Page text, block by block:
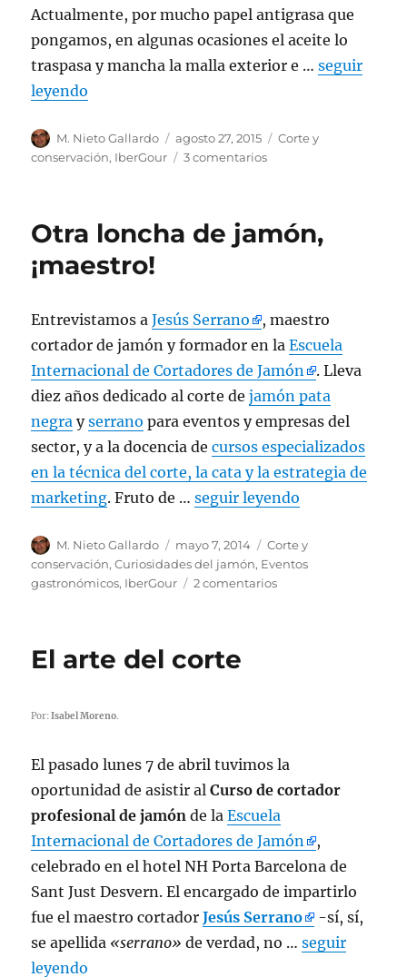
Actualmente, por mucho papel antigrasa que
pongamos, en algunas ocasiones el aceite lo
traspasa y mancha la malla exterior e …seguir
leyendo
Autor
M. Nieto Gallardo
Publicado
el
agosto 27, 2015 Categorías
Corte y
conservación, IberGour 3 comentarios
al
Otra loncha de jamón,
¡maestro!
Entrevistamos aJesús Serrano
, maestro
cortador de jamón y formador en laEscuela
Internacional de Cortadores de Jamón
. Lleva
diez años dedicado al corte dejamón pata
negra yserrano para eventos y empresas del
sector, y a la docencia decursos especializados
en la técnica del corte, la cata y la estrategia de
marketing. Fruto de …seguir leyendo
Autor
M. Nieto Gallardo
Publicado
el
mayo 7, 2014 Categorías
Corte y
conservación,Curiosidades del jamón, Eventos
gastronómicos, IberGour 2 comentarios
El arte del corte
Por:Isabel Moreno.
El pasado lunes 7 de abril tuvimos la
oportunidad de asistir alCurso de cortador
profesional de jamón de laEscuela
Internacional de Cortadores de Jamón
,
celebrado en el hotel NH Porta Barcelona de
Sant Just Desvern. El encargado de impartirlo
fue el maestro cortadorJesús Serrano
-sí, sí,
se apellida «serrano» de verdad, no …seguir
leyendo